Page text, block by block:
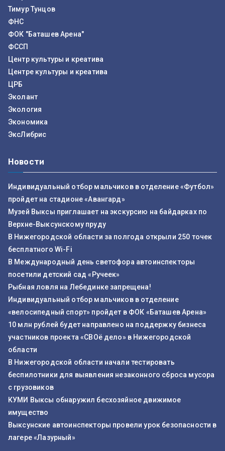
Тимур Тунцов
ФНС
ФОК "Баташев Арена"
ФССП
Центр культуры и креатива
Центре культуры и креатива
ЦРБ
Эколант
Экология
Экономика
ЭксЛибрис
Новости
Индивидуальный отбор мальчиков в отделение «Футбол»
пройдет на стадионе «Авангард»
Музей Выксы приглашает на экскурсию на байдарках по
Верхне-Выксунскому пруду
В Нижегородской области за полгода открыли 250 точек
бесплатного Wi-Fi
В Международный день светофора автоинспекторы
посетили детский сад «Ручеек»
Рыбная ловля на Лебединке запрещена!
Индивидуальный отбор мальчиков в отделение
«велосипедный спорт» пройдет в ФОК «Баташев Арена»
10 млн рублей будет направлено на поддержку бизнеса
участников проекта «СВОё дело» в Нижегородской
области
В Нижегородской области начали тестировать
беспилотники для выявления незаконного сброса мусора
с грузовиков
КУМИ Выксы обнаружил бесхозяйное движимое
имущество
Выксунские автоинспекторы провели урок безопасности в
лагере «Лазурный»